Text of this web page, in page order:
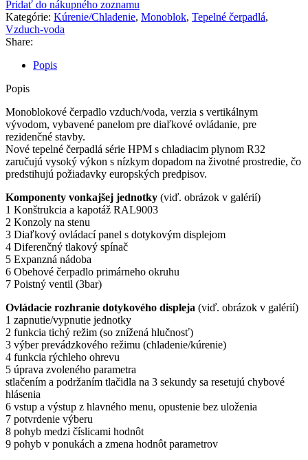
Pridať do nákupného zoznamu
Kategórie: Kúrenie/Chladenie, Monoblok, Tepelné čerpadlá,
Vzduch-voda
Share:
Popis
Popis
Monoblokové čerpadlo vzduch/voda, verzia s vertikálnym
vývodom, vybavené panelom pre diaľkové ovládanie, pre
rezidenčné stavby.
Nové tepelné čerpadlá série HPM s chladiacim plynom R32
zaručujú vysoký výkon s nízkym dopadom na životné prostredie, čo
predstihujú požiadavky europských predpisov.
Komponenty vonkajšej jednotky (viď. obrázok v galérií)
1 Konštrukcia a kapotáž RAL9003
2 Konzoly na stenu
3 Diaľkový ovládací panel s dotykovým displejom
4 Diferenčný tlakový spínač
5 Expanzná nádoba
6 Obehové čerpadlo primárneho okruhu
7 Poistný ventil (3bar)
Ovládacie rozhranie dotykového displeja (viď. obrázok v galérií)
1 zapnutie/vypnutie jednotky
2 funkcia tichý režim (so znížená hlučnosť)
3 výber prevádzkového režimu (chladenie/kúrenie)
4 funkcia rýchleho ohrevu
5 úprava zvoleného parametra
stlačením a podržaním tlačidla na 3 sekundy sa resetujú chybové
hlásenia
6 vstup a výstup z hlavného menu, opustenie bez uloženia
7 potvrdenie výberu
8 pohyb medzi číslicami hodnôt
9 pohyb v ponukách a zmena hodnôt parametrov